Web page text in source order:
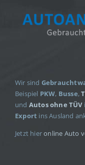
Wir sind
Beispiel PKW, Busse,
und Autos ohne TÜV
Export ins Ausland
Jetzt hieronline Auto